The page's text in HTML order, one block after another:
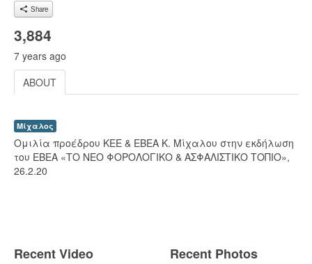
Share
3,884
7 years ago
ABOUT
Μίχαλος
Ομιλία προέδρου ΚΕΕ & ΕΒΕΑ Κ. Μίχαλου στην εκδήλωση
του ΕΒΕΑ «ΤΟ ΝΕΟ ΦΟΡΟΛΟΓΙΚΟ & ΑΣΦΑΛΙΣΤΙΚΟ ΤΟΠΙΟ»,
26.2.20
Recent Video Recent Photos